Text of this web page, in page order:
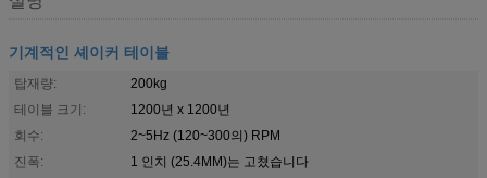
기계적인 셰이커 테이블
탑재량:
200kg
테이블 크기:
1200년 x 1200년
회수:
2~5Hz (120~300의) RPM
진폭:
1 인치 (25.4MM)는 고쳤습니다